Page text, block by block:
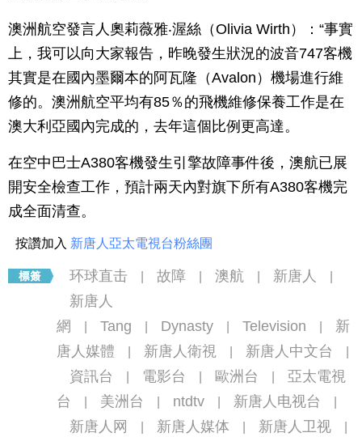
澳洲航空發言人奧莉薇雅‧渥絲（Olivia Wirth）：“事實
上，我可以向大家報告，昨晚發生狀況的波音747客機
其實是在國內墨爾本的阿瓦隆（Avalon）機場進行維
修的。澳洲航空平均有85％的飛機維修保養工作是在
澳大利亞國內完成的，去年這個比例更高達。
在空中巴士A380客機發生引擎故障事件後，澳航已展
開安全檢查工作，預計兩天內對旗下所有A380客機完
成全面清查。
按讚加入 新唐人亞太電視台粉絲團
环球直击 故障 澳航 新唐人
新唐人
網
Tang Dynasty Television
新
唐人媒體
新唐人衛視 新唐人中文台
資訊台 電影台 歐洲台
亞太電視
台
美洲台 ntdtv 新唐人电视台
新唐人网 新唐人媒体 新唐人卫视